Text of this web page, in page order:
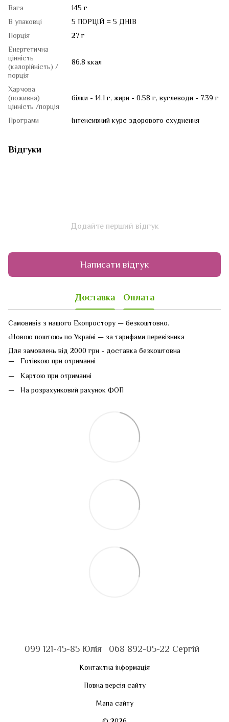
Вага
145 г
В упаковці
5 ПОРЦІЙ = 5 ДНІВ
Порція
27 г
Енергетична
цінність
(калорійність) /
порція
86.8 ккал
Харчова
(поживна)
цінність /порція
білки - 14.1 г, жири - 0.58 г, вуглеводи - 7.39 г
Програми Інтенсивний курс здорового схуднення
Відгуки
Додайте перший відгук
Написати відгук
Доставка Оплата
Самовивіз з нашого Екопростору — безкоштовно.
«Новою поштою» по Україні — за тарифами перевізника
Для замовлень від 2000 грн - доставка безкоштовна
Готівкою при отриманні
Картою при отриманні
На розрахунковий рахунок ФОП
099 121-45-85 Юлія 068 892-05-22 Сергій
Контактна інформація
Повна версія сайту
Мапа сайту